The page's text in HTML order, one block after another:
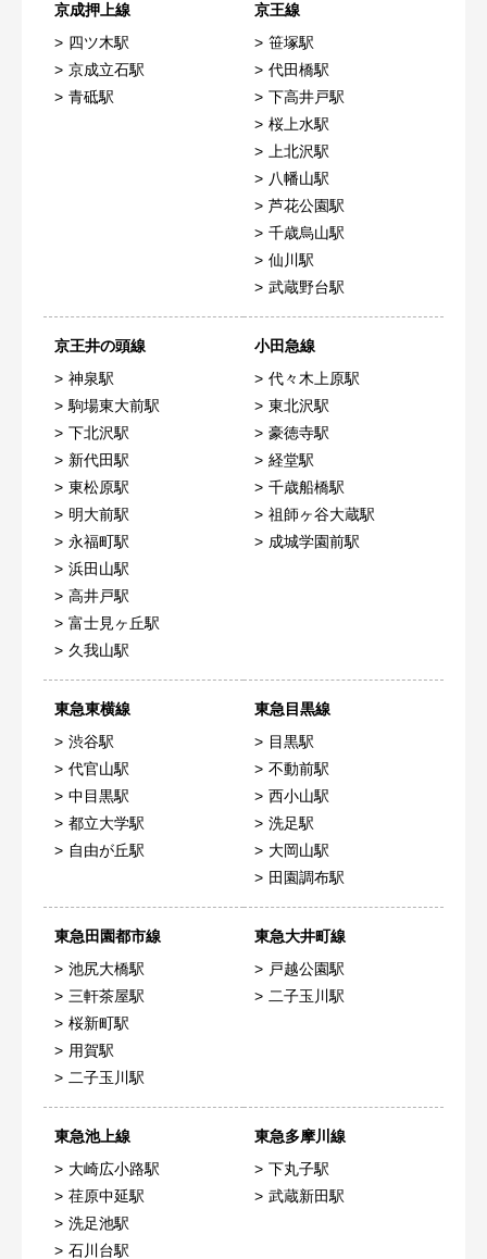
京成押上線
四ツ木駅
京成立石駅
青砥駅
京王線
笹塚駅
代田橋駅
下高井戸駅
桜上水駅
上北沢駅
八幡山駅
芦花公園駅
千歳烏山駅
仙川駅
武蔵野台駅
京王井の頭線
神泉駅
駒場東大前駅
下北沢駅
新代田駅
東松原駅
明大前駅
永福町駅
浜田山駅
高井戸駅
富士見ヶ丘駅
久我山駅
小田急線
代々木上原駅
東北沢駅
豪徳寺駅
経堂駅
千歳船橋駅
祖師ヶ谷大蔵駅
成城学園前駅
東急東横線
渋谷駅
代官山駅
中目黒駅
都立大学駅
自由が丘駅
東急目黒線
目黒駅
不動前駅
西小山駅
洗足駅
大岡山駅
田園調布駅
東急田園都市線
池尻大橋駅
三軒茶屋駅
桜新町駅
用賀駅
二子玉川駅
東急大井町線
戸越公園駅
二子玉川駅
東急池上線
大崎広小路駅
荏原中延駅
洗足池駅
石川台駅
東急多摩川線
下丸子駅
武蔵新田駅